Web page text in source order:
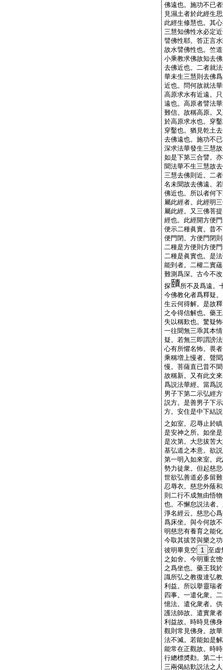
佛遠也。施功不已
見濕土者於此經生
此經生修慧也。其
三慧知佛性水必定
譬佛性耶。答正言
故水譬佛性也。竺
小乘教求佛故知去
去佛近也。二者就
華未生三慧則去佛
近也。問何故就法
高原求水有近遠。
遠也。高原者譬法
難信。故稱高原。
於高原求水也。穿
穿鑿也。猶見乾土
去佛遠也。施功不
深求法華發生三慧
如是下第三合譬。
聞法華不生三慧故
三慧去佛則近。二
名未聞故去佛遠。
佛近也。所以者何
屬此經者。此經明
屬此經。又三佛菩
經也。此經開方便
便示二種眞實。昔
便門閉。方便門閉
二種是方便則方便
二種是眞實也。是
能到者。二權二實
難測爲深。古今不
探
所不及爲遠。
今佛教化者爲釋疑
生云何得解。是故
之令得信解也。藥
失以稱歎也。驚疑
一往聞無三乖其本
疑。若無三即謂謗
心有所懼名怖。畏
乘稱増上慢者。聲
慢。菩薩直已昔不
故稱新。又有此文
爲説法華經。當爲
男子下第二示弘經
説方。是善男子下
方。安住是中下結
之如室。忍辱止於
是安神之所。如坐
是次第。大悲拔苦
基弘道之本意。欲
第一明入如來室。
勢力徒衆。但起慈
世欲弘善道必多留
忍辱衣。慈悲外蔭
則二行不成無由悟
也。不懈怠説法者
淨名經云。慈悲心
爲床坐。與今何故
明慈悲有養育之能
今取其拔苦與樂之
彼明畢竟空 1 至虚
之如舍。今明重玄
之爲坐也。藥王我
識所弘之教復達弘
利益。所以擧靈瑞
四事。一遣化衆。
憶法。遣化衆者。
護法師故。遣實衆
利益故。時時見佛
觀則常見佛身。故
法不滅。若能如是
能常在正觀故。時
行總標奬勸。第二
三兩偈結歎説法之